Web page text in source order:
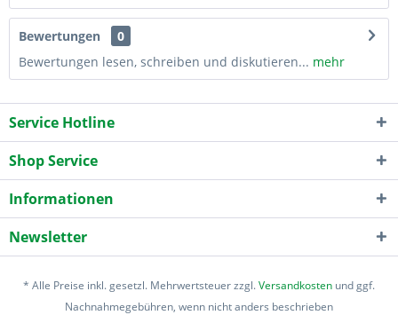
Bewertungen
0
Bewertungen lesen, schreiben und diskutieren... mehr
Service Hotline
Shop Service
Informationen
Newsletter
* Alle Preise inkl. gesetzl. Mehrwertsteuer zzgl.Versandkosten und ggf.
Nachnahmegebühren, wenn nicht anders beschrieben